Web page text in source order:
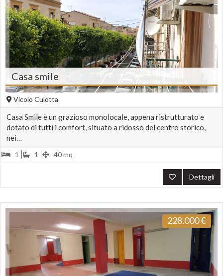
Casa smile
Vicolo Culotta
Casa Smile è un grazioso monolocale, appena ristrutturato e
dotato di tutti i comfort, situato a ridosso del centro storico,
nei…
1 1 40 mq
Dettagli
228.000€